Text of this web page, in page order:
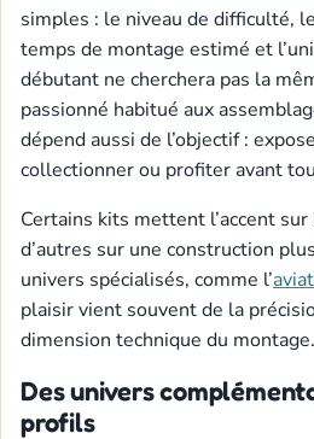
simples : le niveau de difficulté,
temps de montage estimé et
débutant ne cherchera pas la
passionné habitué aux
dépend aussi de l’objectif :
collectionner ou profiter avant
Certains kits mettent l’accent
d’autres sur une construction
univers spécialisés, comme l’
plaisir vient souvent de la
dimension technique du montage.
Des univers
profils